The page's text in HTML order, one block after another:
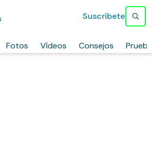
Fotos Vídeos Consejos
Suscríbete